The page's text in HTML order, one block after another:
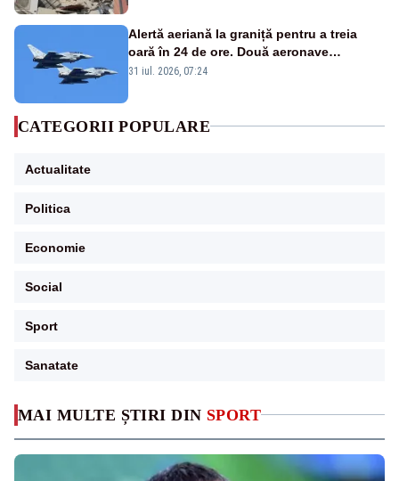
MAI MULTE ȘTIRI DIN SPORT
Alertă aeriană la graniță pentru a treia
oară în 24 de ore. Două aeronave
Eurofighter britanice au fost ridicate de la
31 iul. 2026, 07:24
CATEGORII POPULARE
Actualitate
Politica
Economie
Social
Sport
Sanatate